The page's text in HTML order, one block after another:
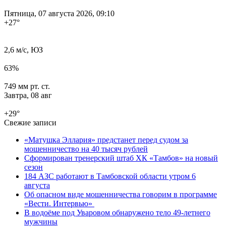
Пятница, 07 августа 2026, 09:10
+27°
2,6 м/с, ЮЗ
63%
749 мм рт. ст.
Завтра, 08 авг
+29°
Свежие записи
«Матушка Эллария» предстанет перед судом за
мошенничество на 40 тысяч рублей
Сформирован тренерский штаб ХК «Тамбов» на новый
сезон
184 АЗС работают в Тамбовской области утром 6
августа
Об опасном виде мошенничества говорим в программе
«Вести. Интервью»
В водоёме под Уваровом обнаружено тело 49-летнего
мужчины